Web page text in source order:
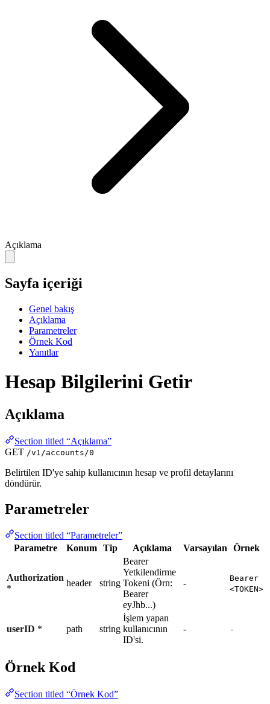
Açıklama
Sayfa içeriği
Genel bakış
Açıklama
Parametreler
Örnek Kod
Yanıtlar
Hesap Bilgilerini Getir
Açıklama
Section titled “Açıklama”
GET /v1/accounts/0
Belirtilen ID'ye sahip kullanıcının hesap ve profil detaylarını
döndürür.
Parametreler
Section titled “Parametreler”
Parametre
Konum Tip Açıklama Varsayılan Örnek
Authorization
*
header string
Bearer
Yetkilendirme
Tokeni (Örn:
Bearer
eyJhb...)
-
Bearer
<TOKEN>
userID * path string
İşlem yapan
kullanıcının
ID'si.
- -
Örnek Kod
Section titled “Örnek Kod”